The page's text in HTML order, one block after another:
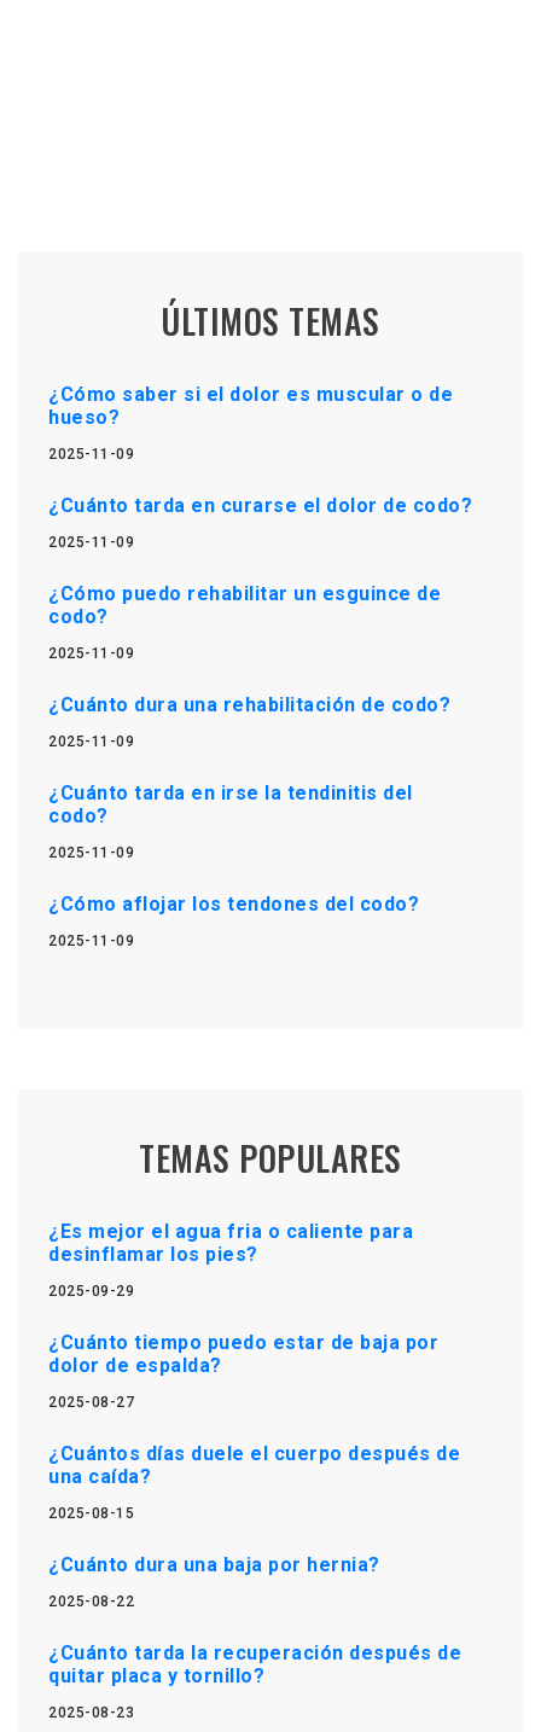
ÚLTIMOS TEMAS
¿Cómo saber si el dolor es muscular o de
hueso?
2025-11-09
¿Cuánto tarda en curarse el dolor de codo?
2025-11-09
¿Cómo puedo rehabilitar un esguince de
codo?
2025-11-09
¿Cuánto dura una rehabilitación de codo?
2025-11-09
¿Cuánto tarda en irse la tendinitis del
codo?
2025-11-09
¿Cómo aflojar los tendones del codo?
2025-11-09
TEMAS POPULARES
¿Es mejor el agua fria o caliente para
desinflamar los pies?
2025-09-29
¿Cuánto tiempo puedo estar de baja por
dolor de espalda?
2025-08-27
¿Cuántos días duele el cuerpo después de
una caída?
2025-08-15
¿Cuánto dura una baja por hernia?
2025-08-22
¿Cuánto tarda la recuperación después de
quitar placa y tornillo?
2025-08-23